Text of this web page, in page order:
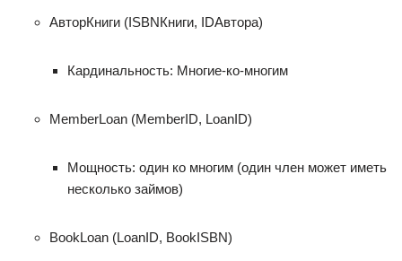
АвторКниги (ISBNКниги, IDАвтора)
Кардинальность: Многие-ко-многим
MemberLoan (MemberID, LoanID)
Мощность: один ко многим (один член может иметь
несколько займов)
BookLoan (LoanID, BookISBN)